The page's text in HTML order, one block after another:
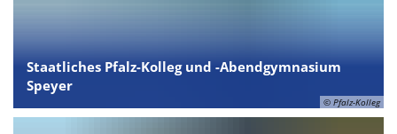
© Pfalz-Kolleg
Staatliches Pfalz-Kolleg und -Abendgymnasium
Speyer